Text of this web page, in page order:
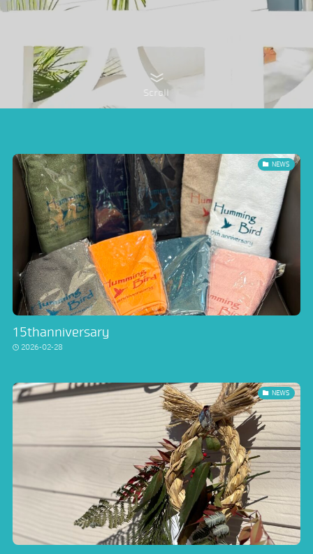
Scroll
NEWS
15thanniversary
2026-02-28
NEWS